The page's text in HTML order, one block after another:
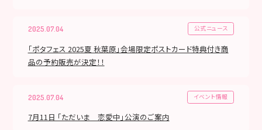
2025.07.04 公式ニュース
「ポタフェス 2025夏 秋葉原」会場限定ポストカード特典付き商
品の予約販売が決定！！
2025.07.04 イベント情報
7月11日 「ただいま 恋愛中」公演のご案内